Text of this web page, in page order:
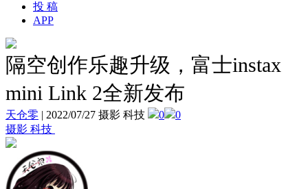
投 稿
APP
隔空创作乐趣升级，富士instax
mini Link 2全新发布
天仓零 | 2022/07/27 摄影 科技 0
0
摄影 科技